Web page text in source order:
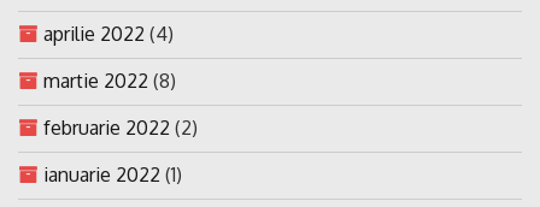
aprilie 2022 (4)
martie 2022 (8)
februarie 2022 (2)
ianuarie 2022 (1)